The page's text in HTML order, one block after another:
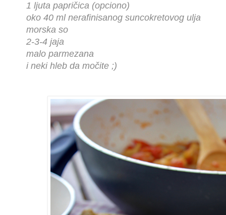
1 ljuta papričica (opciono)
oko 40 ml nerafinisanog suncokretovog ulja
morska so
2-3-4 jaja
malo parmezana
i neki hleb da močite ;)